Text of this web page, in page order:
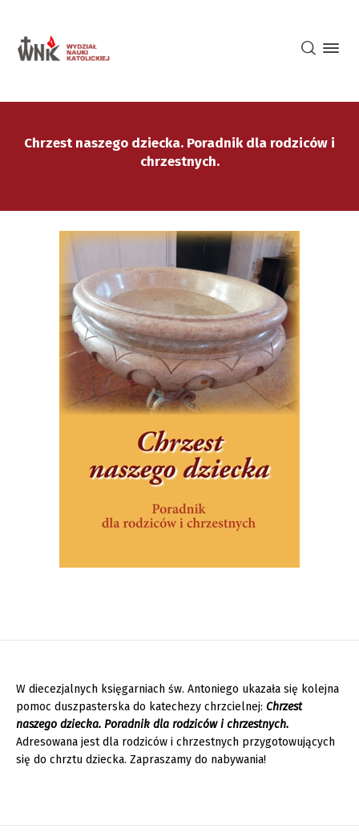
Chrzest naszego dziecka. Poradnik dla rodziców i
chrzestnych.
W diecezjalnych księgarniach św. Antoniego ukazała się kolejna
pomoc duszpasterska do katechezy chrzcielnej: Chrzest
naszego dziecka. Poradnik dla rodziców i chrzestnych.
Adresowana jest dla rodziców i chrzestnych przygotowujących
się do chrztu dziecka. Zapraszamy do nabywania!